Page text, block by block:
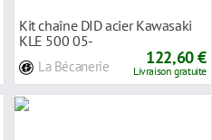
Kit chaîne DID acier Kawasaki
KLE 500 05-
La Bécanerie 122,60 €
Livraison gratuite